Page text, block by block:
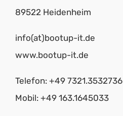
89522 Heidenheim
info(at)bootup-it.de
www.bootup-it.de
Telefon: +49 7321.3532736
Mobil: +49 163.1645033